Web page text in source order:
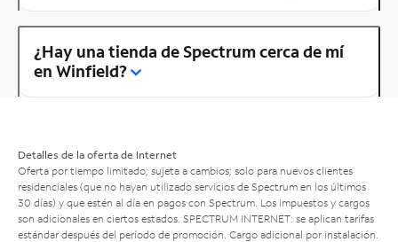
¿Hay una tienda de Spectrum cerca de mí
en Winfield?
Detalles de la oferta de Internet
Oferta por tiempo limitado; sujeta a cambios; solo para nuevos clientes
residenciales (que no hayan utilizado servicios de Spectrum en los últimos
30 días) y que estén al día en pagos con Spectrum. Los impuestos y cargos
son adicionales en ciertos estados. SPECTRUM INTERNET: se aplican tarifas
estándar después del período de promoción. Cargo adicional por instalación.